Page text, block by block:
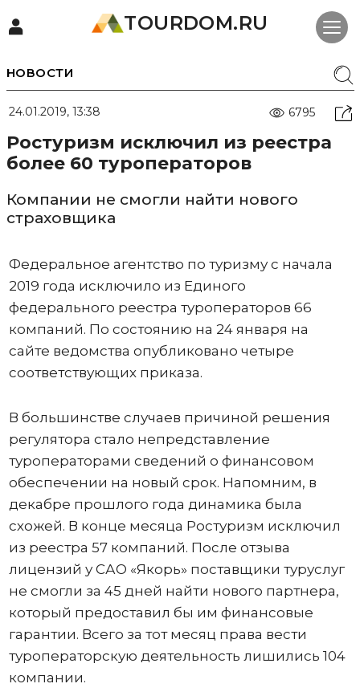
TOURDOM.RU
НОВОСТИ
24.01.2019, 13:38 6795
Ростуризм исключил из реестра
более 60 туроператоров
Компании не смогли найти нового
страховщика
Федеральное агентство по туризму с начала
2019 года исключило из Единого
федерального реестра туроператоров 66
компаний. По состоянию на 24 января на
сайте ведомства опубликовано четыре
соответствующих приказа.
В большинстве случаев причиной решения
регулятора стало непредставление
туроператорами сведений о финансовом
обеспечении на новый срок. Напомним, в
декабре прошлого года динамика была
схожей. В конце месяца Ростуризм исключил
из реестра 57 компаний. После отзыва
лицензий у САО «Якорь» поставщики туруслуг
не смогли за 45 дней найти нового партнера,
который предоставил бы им финансовые
гарантии. Всего за тот месяц права вести
туроператорскую деятельность лишились 104
компании.